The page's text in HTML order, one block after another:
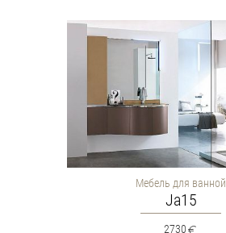
Мебель для ванной
Ja15
2730